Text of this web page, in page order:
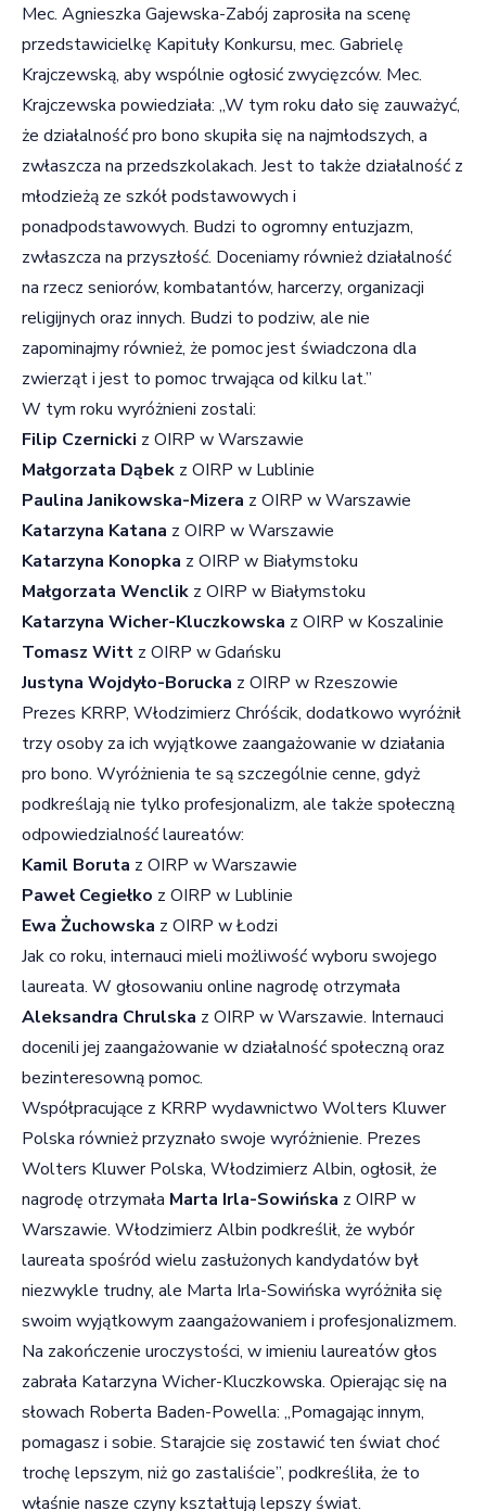
Mec. Agnieszka Gajewska-Zabój zaprosiła na scenę
przedstawicielkę Kapituły Konkursu, mec. Gabrielę
Krajczewską, aby wspólnie ogłosić zwycięzców. Mec.
Krajczewska powiedziała: „W tym roku dało się zauważyć,
że działalność pro bono skupiła się na najmłodszych, a
zwłaszcza na przedszkolakach. Jest to także działalność z
młodzieżą ze szkół podstawowych i
ponadpodstawowych. Budzi to ogromny entuzjazm,
zwłaszcza na przyszłość. Doceniamy również działalność
na rzecz seniorów, kombatantów, harcerzy, organizacji
religijnych oraz innych. Budzi to podziw, ale nie
zapominajmy również, że pomoc jest świadczona dla
zwierząt i jest to pomoc trwająca od kilku lat.”
W tym roku wyróżnieni zostali:
Filip Czernicki z OIRP w Warszawie
Małgorzata Dąbek z OIRP w Lublinie
Paulina Janikowska-Mizera z OIRP w Warszawie
Katarzyna Katana z OIRP w Warszawie
Katarzyna Konopka z OIRP w Białymstoku
Małgorzata Wenclik z OIRP w Białymstoku
Katarzyna Wicher-Kluczkowska z OIRP w Koszalinie
Tomasz Witt z OIRP w Gdańsku
Justyna Wojdyło-Borucka z OIRP w Rzeszowie
Prezes KRRP, Włodzimierz Chróścik, dodatkowo wyróżnił
trzy osoby za ich wyjątkowe zaangażowanie w działania
pro bono. Wyróżnienia te są szczególnie cenne, gdyż
podkreślają nie tylko profesjonalizm, ale także społeczną
odpowiedzialność laureatów:
Kamil Boruta z OIRP w Warszawie
Paweł Cegiełko z OIRP w Lublinie
Ewa Żuchowska z OIRP w Łodzi
Jak co roku, internauci mieli możliwość wyboru swojego
laureata. W głosowaniu online nagrodę otrzymała
Aleksandra Chrulska z OIRP w Warszawie. Internauci
docenili jej zaangażowanie w działalność społeczną oraz
bezinteresowną pomoc.
Współpracujące z KRRP wydawnictwo Wolters Kluwer
Polska również przyznało swoje wyróżnienie. Prezes
Wolters Kluwer Polska, Włodzimierz Albin, ogłosił, że
nagrodę otrzymała Marta Irla-Sowińska z OIRP w
Warszawie. Włodzimierz Albin podkreślił, że wybór
laureata spośród wielu zasłużonych kandydatów był
niezwykle trudny, ale Marta Irla-Sowińska wyróżniła się
swoim wyjątkowym zaangażowaniem i profesjonalizmem.
Na zakończenie uroczystości, w imieniu laureatów głos
zabrała Katarzyna Wicher-Kluczkowska. Opierając się na
słowach Roberta Baden-Powella: „Pomagając innym,
pomagasz i sobie. Starajcie się zostawić ten świat choć
trochę lepszym, niż go zastaliście”, podkreśliła, że to
właśnie nasze czyny kształtują lepszy świat.